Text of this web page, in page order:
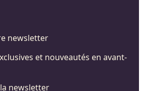
newsletter
et nouveautés en avant-
newsletter